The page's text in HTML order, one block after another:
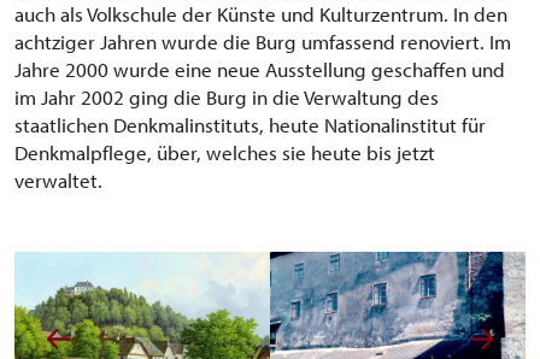
auch als Volkschule der Künste und Kulturzentrum. In den
achtziger Jahren wurde die Burg umfassend renoviert. Im
Jahre 2000 wurde eine neue Ausstellung geschaffen und
im Jahr 2002 ging die Burg in die Verwaltung des
staatlichen Denkmalinstituts, heute Nationalinstitut für
Denkmalpflege, über, welches sie heute bis jetzt
verwaltet.